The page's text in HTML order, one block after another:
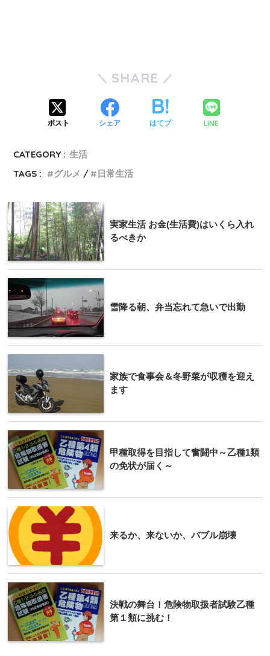
SHARE
ポスト シェア はてブ LINE
CATEGORY : 生活
TAGS :
グルメ 日常生活
実家生活 お金(生活費)はいくら入れ
るべきか
雪降る朝、弁当忘れて急いで出勤
家族で食事会＆冬野菜が収穫を迎え
ます
甲種取得を目指して奮闘中～乙種1類
の免状が届く～
来るか、来ないか、バブル崩壊
決戦の舞台！危険物取扱者試験乙種
第１類に挑む！